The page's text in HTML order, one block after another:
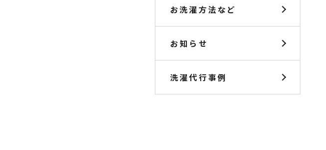
お洗濯方法など
お知らせ
洗濯代行事例